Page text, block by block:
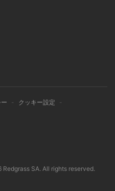
- クッキー設定
-
SA. All rights reserved.